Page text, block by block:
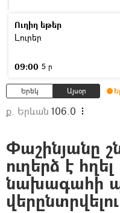
Ուղիղ եթեր
Լուրեր
09:00 5 ր
Երեկ Այսօր
ք. Երևան 106.0
Փաշինյանը
ուղերձ է
նախագահի